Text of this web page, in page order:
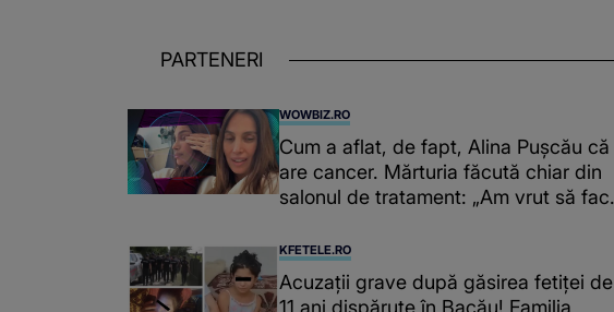
PARTENERI
WOWBIZ.RO
Cum a aflat, de fapt, Alina Pușcău că
are cancer. Mărturia făcută chiar din
salonul de tratament: „Am vrut să fac
înțepe sânul”
KFETELE.RO
Acuzații grave după găsirea fetiței de
11 ani dispărute în Bacău! Familia